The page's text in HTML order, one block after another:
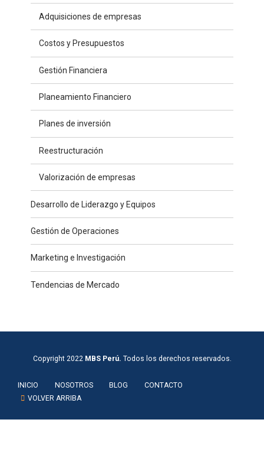
Adquisiciones de empresas
Costos y Presupuestos
Gestión Financiera
Planeamiento Financiero
Planes de inversión
Reestructuración
Valorización de empresas
Desarrollo de Liderazgo y Equipos
Gestión de Operaciones
Marketing e Investigación
Tendencias de Mercado
Copyright 2022 MBS Perú. Todos los derechos reservados.
INICIO NOSOTROS BLOG
CONTACTO
VOLVER ARRIBA